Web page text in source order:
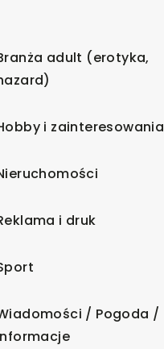
adult (erotyka,
i zainteresowania
i druk
/ Pogoda /